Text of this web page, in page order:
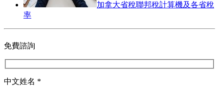
加拿大省稅聯邦稅計算機及各省稅
率
免費諮詢
中文姓名 *